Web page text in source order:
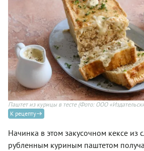
Паштет из курицы в тесте(Фото: ООО
К рецепту
Начинка в этом закусочном кексе из
рубленным куриным паштетом